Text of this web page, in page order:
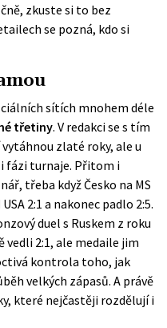
zkuste si to bez
se pozná, kdo si
sítích mnohem déle
třetiny. V redakci se s tím
zlaté roky, ale u
fázi turnaje. Přitom i
třeba když Česko na MS
2:1 a nakonec padlo 2:5.
duel s Ruskem z roku
vedli 2:1, ale medaile jim
kontrola toho, jak
velkých zápasů. A právě
které nejčastěji rozdělují i